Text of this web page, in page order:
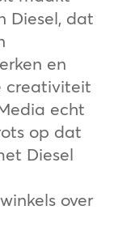
Diesel, dat
en
creativiteit
echt
op dat
Diesel
over